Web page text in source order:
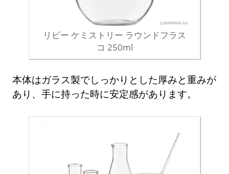
リビー ケミストリー ラウンドフラス
コ 250ml
本体はガラス製でしっかりとした厚みと重みが
あり、手に持った時に安定感があります。